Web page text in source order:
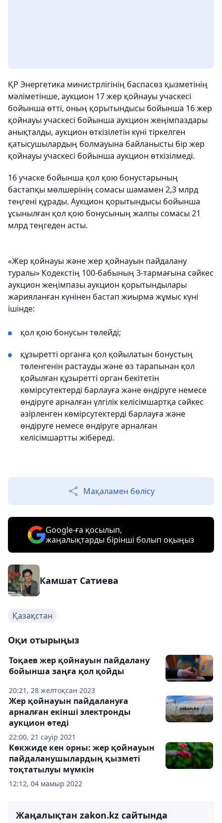
ҚР Энергетика министрлігінің баспасөз қызметінің
мәліметінше, аукцион 17 жер қойнауы учаскесі
бойынша өтті, оның қорытындысы бойынша 16 жер
қойнауы учаскесі бойынша аукцион жеңімпаздары
анықталды, аукцион өткізілетін күні тіркелген
қатысушылардың болмауына байланысты бір жер
қойнауы учаскесі бойынша аукцион өткізілмеді.
16 учаске бойынша қол қою бонустарының
бастапқы мөлшерінің сомасы шамамен 2,3 млрд
теңгені құрады. Аукцион қорытындысы бойынша
ұсынылған қол қою бонусының жалпы сомасы 21
млрд теңгеден асты.
«Жер қойнауы және жер қойнауын пайдалану
туралы» Кодекстің 100-бабының 3-тармағына сәйкес
аукцион жеңімпазы аукцион қорытындылары
жарияланған күнінен бастап жиырма жұмыс күні
ішінде:
қол қою бонусын төлейді;
құзыретті органға қол қойылатын бонустың
төленгенін растауды және өз тарапынан қол
қойылған құзыретті орган бекітетін
көмірсутектерді барлауға және өндіруге немесе
өндіруге арналған үлгілік келісімшартқа сәйкес
әзірленген көмірсутектерді барлауға және
өндіруге немесе өндіруге арналған
келісімшартты жібереді.
Мақаламен бөлісу
Google-ға қосылып,
жаңалықтарды бірінші болып оқыңыз
Камшат Сатиева
Қазақстан
Оқи отырыңыз
20:21, 28 желтоқсан 2023
Тоқаев жер қойнауын пайдалану
бойынша заңға қол қойды
22:00, 21 сәуір 2021
Жер қойнауын пайдалануға
арналған екінші электронды
аукцион өтеді
12:12, 04 мамыр 2022
Көкжиде кен орны: жер қойнауын
пайдаланушылардың қызметі
тоқтатылуы мүмкін
Жаңалықтан zakon.kz сайтында